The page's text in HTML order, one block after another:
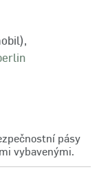
pásy
vybavenými.